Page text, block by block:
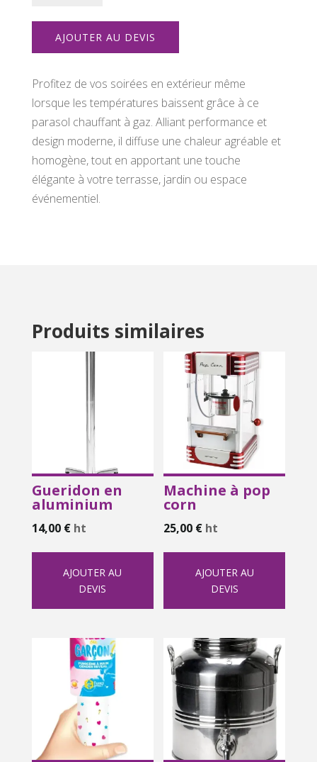
chauffant
GAZ
AJOUTER AU DEVIS
Profitez de vos soirées en extérieur même
lorsque les températures baissent grâce à ce
parasol chauffant à gaz. Alliant performance et
design moderne, il diffuse une chaleur agréable et
homogène, tout en apportant une touche
élégante à votre terrasse, jardin ou espace
événementiel.
Produits similaires
Gueridon en
aluminium
14,00 € ht
AJOUTER AU
DEVIS
Machine à pop
corn
25,00 € ht
AJOUTER AU
DEVIS